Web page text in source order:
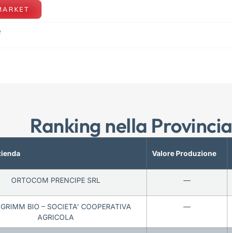
Ranking nella Provincia
Valore Produzione
ORTOCOM PRENCIPE SRL —
BIO – SOCIETA’ COOPERATIVA
AGRICOLA
—